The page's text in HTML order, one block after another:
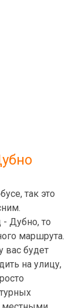
так это
- Дубно, то
маршрута.
вас будет
на улицу,